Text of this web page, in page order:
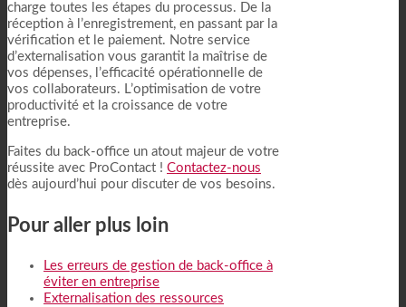
charge toutes les étapes du processus. De la
réception à l’enregistrement, en passant par la
vérification et le paiement. Notre service
d’externalisation vous garantit la maîtrise de
vos dépenses, l’efficacité opérationnelle de
vos collaborateurs. L’optimisation de votre
productivité et la croissance de votre
entreprise.
Faites du back-office un atout majeur de votre
réussite avec ProContact ! Contactez-nous
dès aujourd’hui pour discuter de vos besoins.
Pour aller plus loin
Les erreurs de gestion de back-office à
éviter en entreprise
Externalisation des ressources